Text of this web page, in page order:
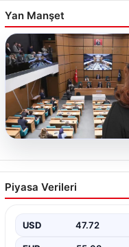
Yan Manşet
Üsküdar
başkanvekili Sibel
Piyasa Verileri
USD 47.72